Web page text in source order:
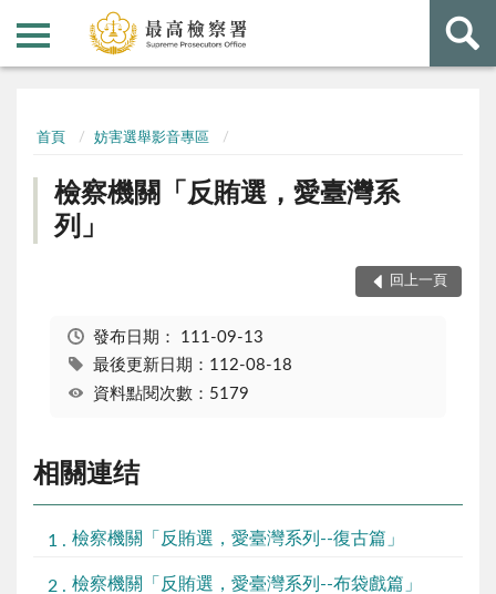
首頁 妨害選舉影音專區
檢察機關「反賄選，愛臺灣系
列」
回上一頁
發布日期： 111-09-13
最後更新日期：112-08-18
資料點閱次數：5179
相關連结
檢察機關「反賄選，愛臺灣系列--復古篇」
檢察機關「反賄選，愛臺灣系列--布袋戲篇」